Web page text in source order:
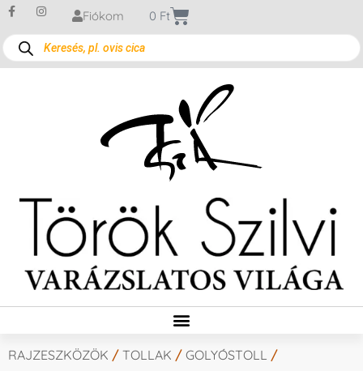
Fiókom 0 Ft
RAJZESZKÖZÖK / TOLLAK / GOLYÓSTOLL /